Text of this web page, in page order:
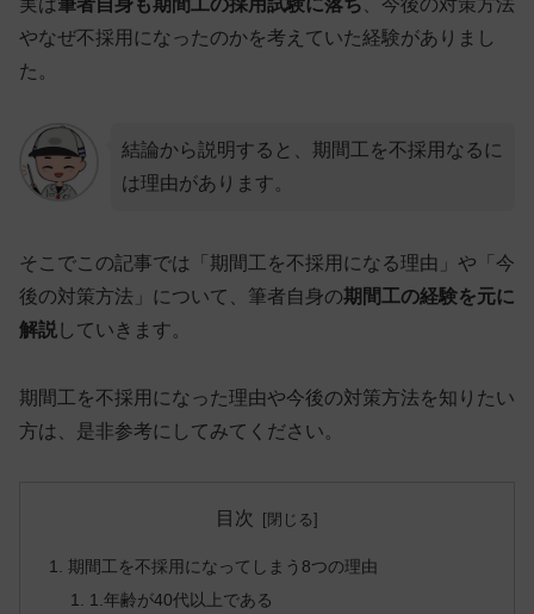
やなぜ不採用になったのかを考えていた経験がありまし
た。
結論から説明すると、期間工を不採用なるに
は理由があります。
そこでこの記事では「期間工を不採用になる理由」や「今
後の対策方法」について、筆者自身の期間工の経験を元に
解説 していきます。
期間工を不採用になった理由や今後の対策方法を知りたい
方は、是非参考にしてみてください。
目次
期間工を不採用になってしまう8つの理由
1.年齢が40代以上である